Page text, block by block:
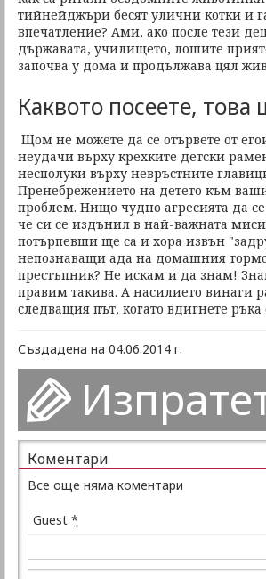
тийнейджъри бесят улични котки и
впечатление? Ами, ако после тези
държавата, училището, лошите
започва у дома и продължава цял
Каквото посеете,
Щом не можете да се отървете от
неудачи върху крехките детски
несполуки върху невръстните
Пренебрежението на детето към
проблем. Нищо чудно агресията да
че си се издънил в най-важната
потърпевши ще са и хора извън
непознаващи ада на домашния
престъпник? Не искам и да знам!
правим такива. А насилието винаги
следващия път, когато вдигнете
Създадена на 04.06.2014 г.
Коментари
Все още няма коментари
Guest *